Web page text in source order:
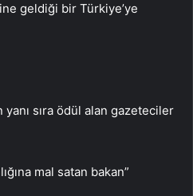
geldiği bir Türkiye’ye
yanı sıra ödül alan gazeteciler
mal satan bakan”